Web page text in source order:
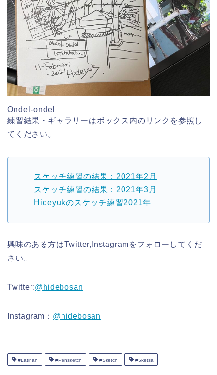
Ondel-ondel
練習結果・ギャラリーはボックス内のリンクを参照し
てください。
スケッチ練習の結果：2021年2月
スケッチ練習の結果：2021年3月
Hideyukのスケッチ練習2021年
興味のある方はTwitter,Instagramをフォローしてくだ
さい。
Twitter:@hidebosan
Instagram： @hidebosan
#Latihan #Pensketch #Sketch #Sketsa